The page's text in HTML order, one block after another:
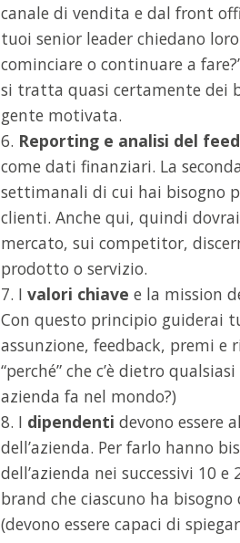
canale di vendita e dal front
tuoi senior leader chiedano
cominciare o continuare a
si tratta quasi certamente dei
gente motivata.
6. Reporting e analisi del
come dati finanziari. La
settimanali di cui hai bisogno
clienti. Anche qui, quindi
mercato, sui competitor,
prodotto o servizio.
7. I valori chiave e la mission
Con questo principio guiderai
assunzione, feedback, premi e
“perché” che c’è dietro
azienda fa nel mondo?)
8. I dipendenti devono essere
dell’azienda. Per farlo hanno
dell’azienda nei successivi 10
brand che ciascuno ha
(devono essere capaci di